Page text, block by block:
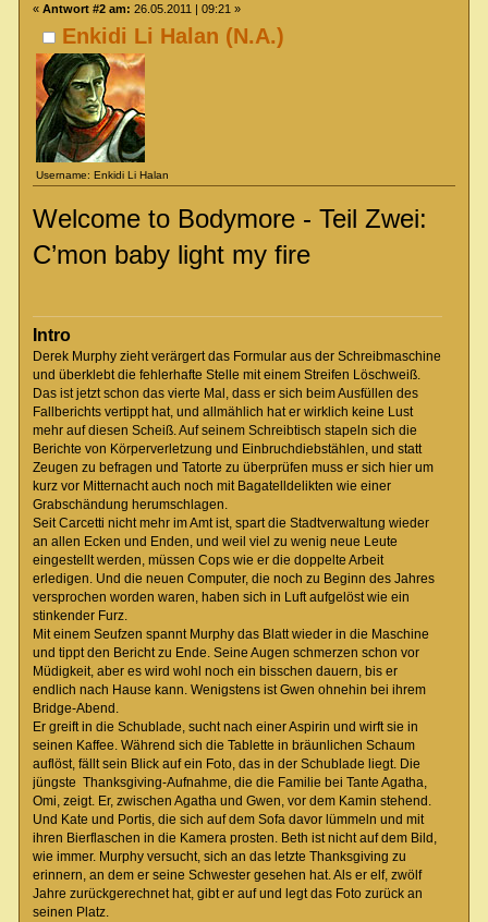
Enkidi Li Halan (N.A.)
Username: Enkidi Li Halan
« Antwort #2 am: 26.05.2011 | 09:21 »
Welcome to Bodymore - Teil Zwei:
C’mon baby light my fire
Intro
Derek Murphy zieht verärgert das Formular aus der Schreibmaschine
und überklebt die fehlerhafte Stelle mit einem Streifen Löschweiß.
Das ist jetzt schon das vierte Mal, dass er sich beim Ausfüllen des
Fallberichts vertippt hat, und allmählich hat er wirklich keine Lust
mehr auf diesen Scheiß. Auf seinem Schreibtisch stapeln sich die
Berichte von Körperverletzung und Einbruchdiebstählen, und statt
Zeugen zu befragen und Tatorte zu überprüfen muss er sich hier um
kurz vor Mitternacht auch noch mit Bagatelldelikten wie einer
Grabschändung herumschlagen.
Seit Carcetti nicht mehr im Amt ist, spart die Stadtverwaltung wieder
an allen Ecken und Enden, und weil viel zu wenig neue Leute
eingestellt werden, müssen Cops wie er die doppelte Arbeit
erledigen. Und die neuen Computer, die noch zu Beginn des Jahres
versprochen worden waren, haben sich in Luft aufgelöst wie ein
stinkender Furz.
Mit einem Seufzen spannt Murphy das Blatt wieder in die Maschine
und tippt den Bericht zu Ende. Seine Augen schmerzen schon vor
Müdigkeit, aber es wird wohl noch ein bisschen dauern, bis er
endlich nach Hause kann. Wenigstens ist Gwen ohnehin bei ihrem
Bridge-Abend.
Er greift in die Schublade, sucht nach einer Aspirin und wirft sie in
seinen Kaffee. Während sich die Tablette in bräunlichen Schaum
auflöst, fällt sein Blick auf ein Foto, das in der Schublade liegt. Die
jüngste Thanksgiving-Aufnahme, die die Familie bei Tante Agatha,
Omi, zeigt. Er, zwischen Agatha und Gwen, vor dem Kamin stehend.
Und Kate und Portis, die sich auf dem Sofa davor lümmeln und mit
ihren Bierflaschen in die Kamera prosten. Beth ist nicht auf dem Bild,
wie immer. Murphy versucht, sich an das letzte Thanksgiving zu
erinnern, an dem er seine Schwester gesehen hat. Als er elf, zwölf
Jahre zurückgerechnet hat, gibt er auf und legt das Foto zurück an
seinen Platz.